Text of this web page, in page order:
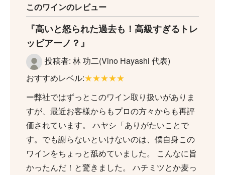
このワインのレビュー
高いと怒られた過去も！高級すぎるトレ
ッビアーノ？
投稿者: 林 功二(Vino Hayashi 代表)
おすすめレベル:★★★★★
ー弊社ではずっとこのワイン取り扱いがありま
すが、最近お客様からもプロの方々からも再評
価されています。 ハヤシ「ありがたいことで
す。でも謝らないといけないのは、僕自身この
ワインをちょっと舐めていました。 こんなに旨
かったんだ！と驚きました。 ハチミツとか麦っ